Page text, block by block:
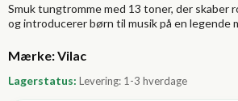
Smuk tungtromme med 13 toner, der skaber
og introducerer børn til musik på en legende
Lagerstatus: Levering: 1-3 hverdage